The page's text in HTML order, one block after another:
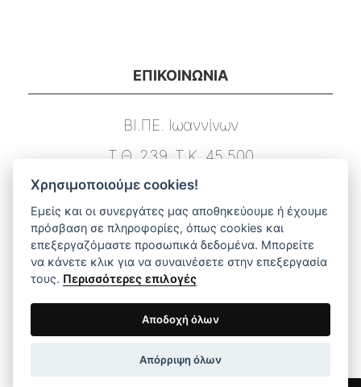
ΕΠΙΚΟΙΝΩΝΙΑ
ΒΙ.ΠΕ. Ιωαννίνων
Τ.Θ. 239, Τ.Κ. 45 500
Τ. 26510 03131
F. 26510 03133
E. info@dimstel.gr
ΑΜΕΣΗ ΠΛΟΗΓΗΣΗ ΣΤΟ ΜΕΝΟΥ
Χρησιμοποιούμε cookies!
Εμείς και οι συνεργάτες μας αποθηκεύουμε ή έχουμε
πρόσβαση σε πληροφορίες, όπως cookies και
επεξεργαζόμαστε προσωπικά δεδομένα. Μπορείτε
να κάνετε κλικ για να συναινέσετε στην επεξεργασία
τους. Περισσότερες επιλογές
Αποδοχή όλων
Απόρριψη όλων